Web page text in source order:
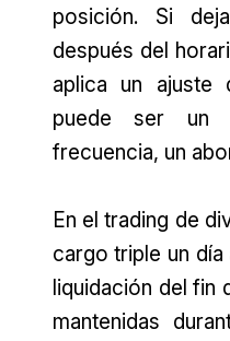
posición. Si
después del
aplica un ajuste
puede ser un
frecuencia, un
En el trading de
cargo triple un día
liquidación del fin
mantenidas